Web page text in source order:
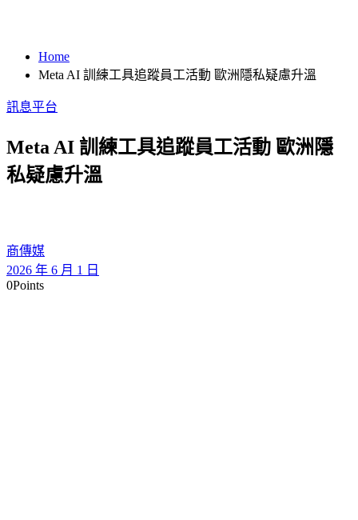
Home
Meta AI 訓練工具追蹤員工活動 歐洲隱私疑慮升溫
訊息平台
Meta AI 訓練工具追蹤員工活動 歐洲隱
私疑慮升溫
商傳媒
2026 年 6 月 1 日
0Points